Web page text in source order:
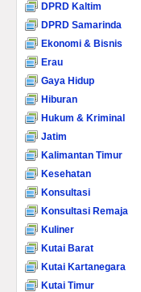
DPRD Kaltim
DPRD Samarinda
Ekonomi & Bisnis
Erau
Gaya Hidup
Hiburan
Hukum & Kriminal
Jatim
Kalimantan Timur
Kesehatan
Konsultasi
Konsultasi Remaja
Kuliner
Kutai Barat
Kutai Kartanegara
Kutai Timur